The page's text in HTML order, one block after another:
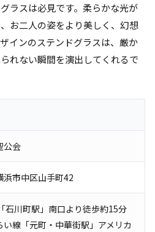
ラスは必見です。柔らかな光が
お二人の姿をより美しく、幻想
インのステンドグラスは、厳か
れない瞬間を演出してくれるで
公会
浜市中区山手町42
石川町駅」南口より徒歩約15分
い線「元町・中華街駅」アメリカ